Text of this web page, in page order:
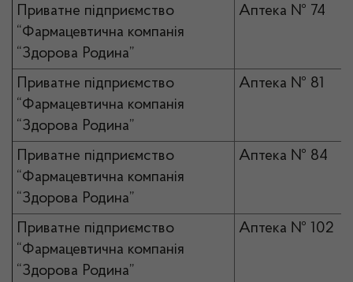
Приватне підприємство
“Фармацевтична компанія
“Здорова Родина”
Аптека № 74
Приватне підприємство
“Фармацевтична компанія
“Здорова Родина”
Аптека № 81
Приватне підприємство
“Фармацевтична компанія
“Здорова Родина”
Аптека № 84
Приватне підприємство
“Фармацевтична компанія
“Здорова Родина”
Аптека № 102